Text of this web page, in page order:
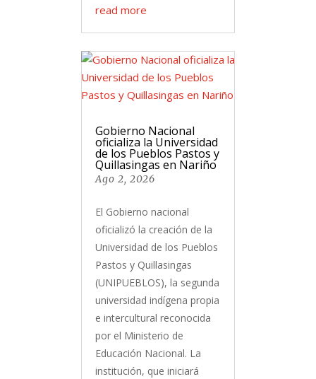
read more
Gobierno Nacional
oficializa la Universidad
de los Pueblos Pastos y
Quillasingas en Nariño
Ago 2, 2026
El Gobierno nacional
oficializó la creación de la
Universidad de los Pueblos
Pastos y Quillasingas
(UNIPUEBLOS), la segunda
universidad indígena propia
e intercultural reconocida
por el Ministerio de
Educación Nacional. La
institución, que iniciará